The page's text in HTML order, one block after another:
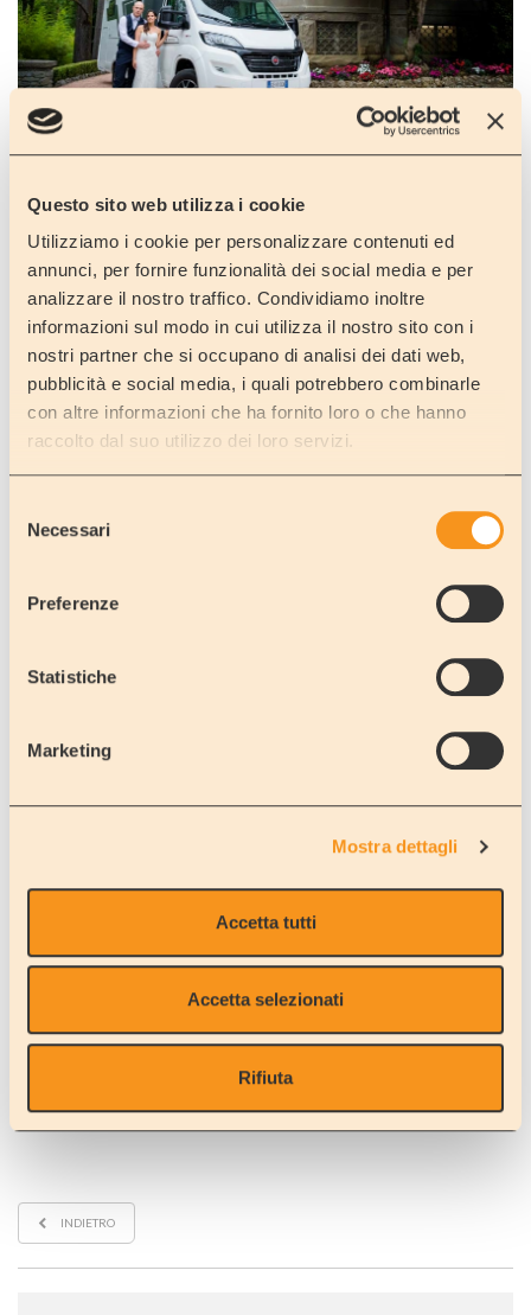
Questo sito web utilizza i cookie
Utilizziamo i cookie per personalizzare contenuti ed
annunci, per fornire funzionalità dei social media e per
analizzare il nostro traffico. Condividiamo inoltre
informazioni sul modo in cui utilizza il nostro sito con i
nostri partner che si occupano di analisi dei dati web,
pubblicità e social media, i quali potrebbero combinarle
con altre informazioni che ha fornito loro o che hanno
raccolto dal suo utilizzo dei loro servizi.
delNecessari
Preferenze
Statistiche
Marketing
Mostra dettagli
Accetta tutti
Accetta selezionati
Rifiuta
Perchè no, molte coppie lo fanno e trovano nel viaggio itinerante la
giusta soluzione alla loro voglia di libertà e di avventura.
Non il solito viaggio confezionato ma quello costruito assieme alla
dolce metà.
Un viaggio da ricordare per sempre.
Le isole dei caraibi e le maldive sono sicuramente mete ambite ma
un viaggio in camper è altrettanto unico.
Decidete la meta e l'itinerario, informazioni, suggerimenti ed un
gradito regalo lo offriamo noi.
Inoltre uno sconto particolare inserendo il codice SPS_2026
Vai al link PRENOTA ON LINE, visibile sul nostro sito ed al termine
della prenotazione inserisci il codice.
Per le coppie che ci raggiungono con volo aereo offriamo i transfert
Cosa aspettate a partire ?
Booking Camper: concessionario Adria e Sun Living, officina,
INVIA QUESTO ARTICOLO AD UN AMICO
INDIETRO